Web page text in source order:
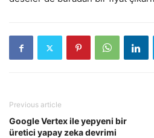
Previous article
Google Vertex ile yepyeni bir
üretici yapay zeka devrimi